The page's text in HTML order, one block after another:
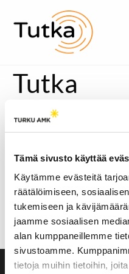
Tämä sivusto käyttää
Käytämme evästeitä
räätälöimiseen,
tukemiseen ja
jaamme sosiaalisen
alan kumppaneillemme
sivustoamme.
tietoja muihin tietoihin,
Tutka
[metaslider id=24996]
Eläinsuojeluyhdistys
Sijaiskotivastaava Anna
iltapäivässä, miksi
aiempia vuosia enemmän.
Äänitoistin
Äänitoistin
00:00